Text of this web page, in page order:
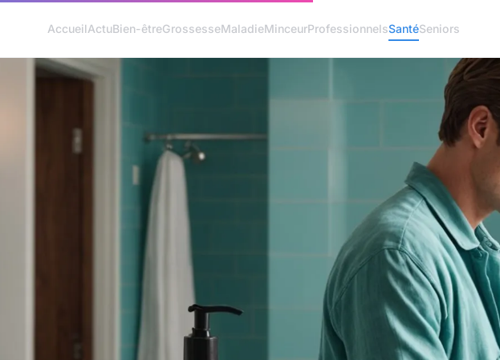
AccueilActuBien-êtreGrossesseMaladieMinceurProfessionnelsSantéSeniors